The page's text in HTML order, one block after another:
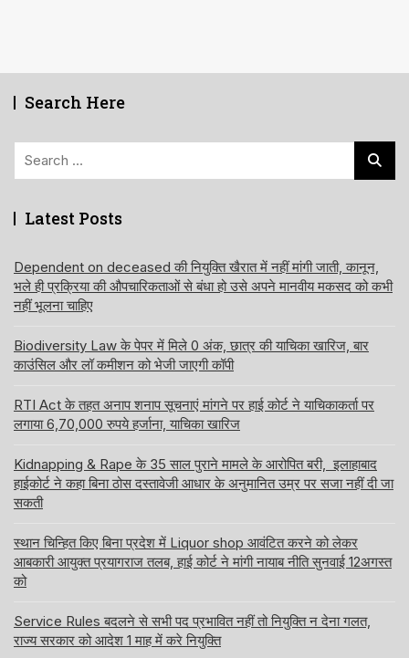
Search Here
Latest Posts
Dependent on deceased की नियुक्ति खैरात में नहीं मांगी जाती, कानून,
भले ही प्रक्रिया की औपचारिकताओं से बंधा हो उसे अपने मानवीय मकसद को कभी
नहीं भूलना चाहिए
Biodiversity Law के पेपर में मिले 0 अंक, छात्र की याचिका खारिज, बार
काउंसिल और लॉ कमीशन को भेजी जाएगी कॉपी
RTI Act के तहत अनाप शनाप सूचनाएं मांगने पर हाई कोर्ट ने याचिकाकर्ता पर
लगाया 6,70,000 रुपये हर्जाना, याचिका खारिज
Kidnapping & Rape के 35 साल पुराने मामले के आरोपित बरी, इलाहाबाद
हाईकोर्ट ने कहा बिना ठोस दस्तावेजी आधार के अनुमानित उम्र पर सजा नहीं दी जा
सकती
स्थान चिन्हित किए बिना प्रदेश में Liquor shop आवंटित करने को लेकर
आबकारी आयुक्त प्रयागराज तलब, हाई कोर्ट ने मांगी नायाब नीति सुनवाई 12अगस्त
को
Service Rules बदलने से सभी पद प्रभावित नहीं तो नियुक्ति न देना गलत,
राज्य सरकार को आदेश 1 माह में करे नियुक्ति